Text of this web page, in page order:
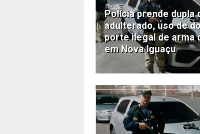
Polícia prende dupla
adulterado, uso de
porte ilegal de arma
em Nova Iguaçu